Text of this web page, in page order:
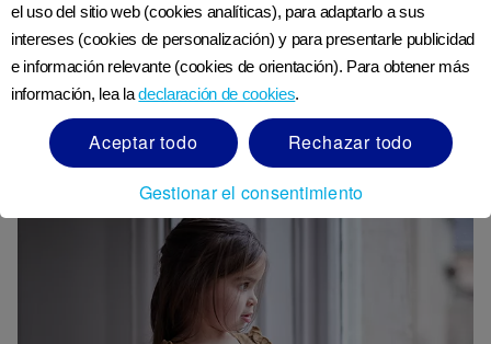
Los niños pequeños pueden retroceder en su
desarrollo de vez en cuando. Puede ser una señal de
que están abrumados con la cantidad de desarrollo
que están atravesando o puede ser una reacción a un
cambio, como la llegada de un nuevo hermano.
el uso del sitio web (cookies analíticas), para adaptarlo a sus
intereses (cookies de personalización) y para presentarle publicidad
e información relevante (cookies de orientación). Para obtener más
información, lea ladeclaración de cookies.
Aceptar todo
Rechazar todo
Gestionar el consentimiento